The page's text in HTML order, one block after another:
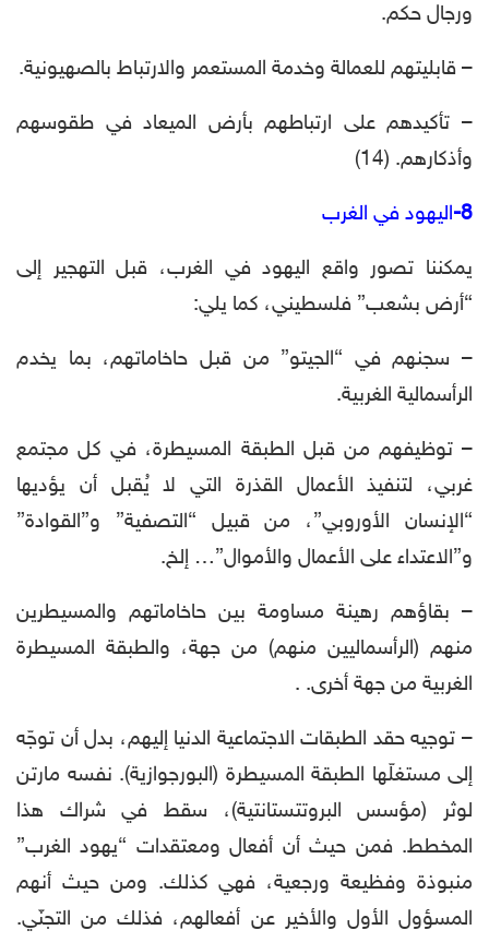
ورجال حكم.
– قابليتهم للعمالة وخدمة المستعمر والارتباط بالصهيونية.
– تأكيدهم على ارتباطهم بأرض الميعاد في طقوسهم
وأذكارهم. (14)
8- اليهود في الغرب
يمكننا تصور واقع اليهود في الغرب، قبل التهجير إلى
“أرض بشعب” فلسطيني، كما يلي:
– سجنهم في “الجيتو” من قبل حاخاماتهم، بما يخدم
الرأسمالية الغربية.
– توظيفهم من قبل الطبقة المسيطرة، في كل مجتمع
غربي، لتنفيذ الأعمال القذرة التي لا يُقبل أن يؤديها
“الإنسان الأوروبي”، من قبيل “التصفية” و”القوادة”
و”الاعتداء على الأعمال والأموال”… إلخ.
– بقاؤهم رهينة مساومة بين حاخاماتهم والمسيطرين
منهم (الرأسماليين منهم) من جهة، والطبقة المسيطرة
الغربية من جهة أخرى. .
– توجيه حقد الطبقات الاجتماعية الدنيا إليهم، بدل أن توجّه
إلى مستغلّها الطبقة المسيطرة (البورجوازية). نفسه مارتن
لوثر (مؤسس البروتتستانتية)، سقط في شراك هذا
المخطط. فمن حيث أن أفعال ومعتقدات “يهود الغرب”
منبوذة وفظيعة ورجعية، فهي كذلك. ومن حيث أنهم
المسؤول الأول والأخير عن أفعالهم، فذلك من التجنّي.